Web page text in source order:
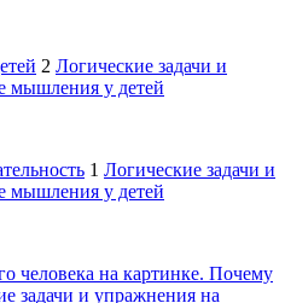
2 Логические задачи и
мышления у детей
1 Логические задачи и
мышления у детей
человека на картинке. Почему
задачи и упражнения на